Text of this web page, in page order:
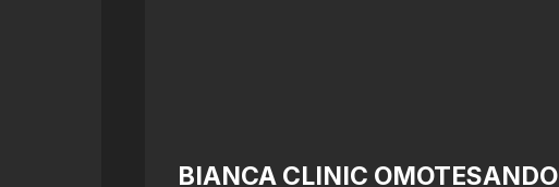
BIANCA CLINIC OMOTESANDO